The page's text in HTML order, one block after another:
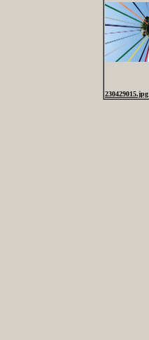
230429015.jpg